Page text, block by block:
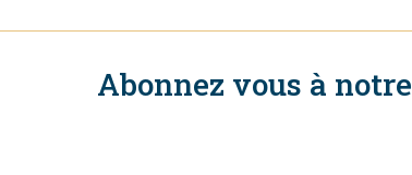
Abonnez vous à notre